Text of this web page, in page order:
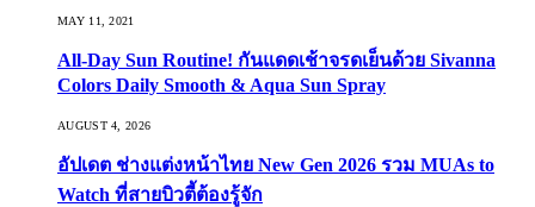
MAY 11, 2021
All-Day Sun Routine! กันแดดเช้าจรดเย็นด้วย Sivanna
Colors Daily Smooth & Aqua Sun Spray
AUGUST 4, 2026
อัปเดต ช่างแต่งหน้าไทย New Gen 2026 รวม MUAs to
Watch ที่สายบิวตี้ต้องรู้จัก